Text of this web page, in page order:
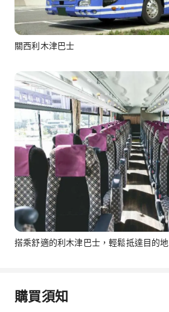
關西利木津巴士
搭乘舒適的利木津巴士，輕鬆抵達目的地
購買須知